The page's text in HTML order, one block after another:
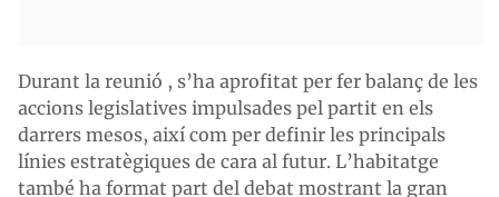
Durant la reunió , s’ha aprofitat per fer balanç de les
accions legislatives impulsades pel partit en els
darrers mesos, així com per definir les principals
línies estratègiques de cara al futur. L’habitatge
també ha format part del debat mostrant la gran